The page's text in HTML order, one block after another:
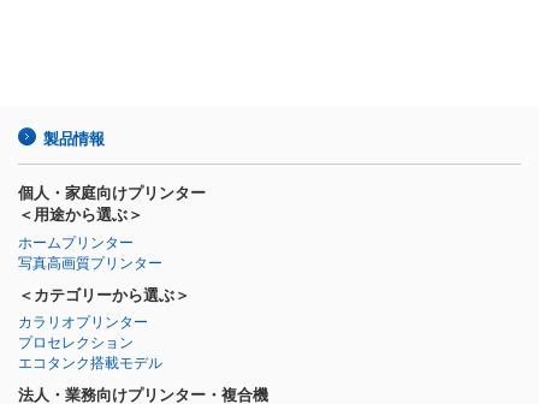
製品情報
個人・家庭向けプリンター
＜用途から選ぶ＞
ホームプリンター
写真高画質プリンター
＜カテゴリーから選ぶ＞
カラリオプリンター
プロセレクション
エコタンク搭載モデル
法人・業務向けプリンター・複合機